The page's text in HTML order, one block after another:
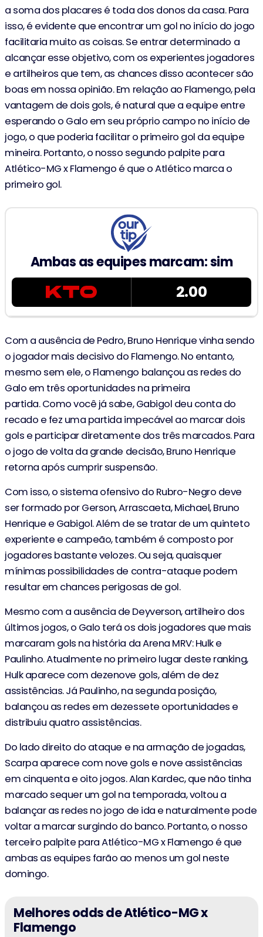
a soma dos placares é toda dos donos da casa. Para
isso, é evidente que encontrar um gol no início do jogo
facilitaria muito as coisas. Se entrar determinado a
alcançar esse objetivo, com os experientes jogadores
e artilheiros que tem, as chances disso acontecer são
boas em nossa opinião. Em relação ao Flamengo, pela
vantagem de dois gols, é natural que a equipe entre
esperando o Galo em seu próprio campo no início de
jogo, o que poderia facilitar o primeiro gol da equipe
mineira. Portanto, o nosso segundo palpite para
Atlético-MG x Flamengo é que o Atlético marca o
primeiro gol.
Ambas as equipes marcam: sim
2.00
Com a ausência de Pedro, Bruno Henrique vinha sendo
o jogador mais decisivo do Flamengo. No entanto,
mesmo sem ele, o Flamengo balançou as redes do
Galo em três oportunidades na primeira
partida. Como você já sabe, Gabigol deu conta do
recado e fez uma partida impecável ao marcar dois
gols e participar diretamente dos três marcados. Para
o jogo de volta da grande decisão, Bruno Henrique
retorna após cumprir suspensão.
Com isso, o sistema ofensivo do Rubro-Negro deve
ser formado por Gerson, Arrascaeta, Michael, Bruno
Henrique e Gabigol. Além de se tratar de um quinteto
experiente e campeão, também é composto por
jogadores bastante velozes. Ou seja, quaisquer
mínimas possibilidades de contra-ataque podem
resultar em chances perigosas de gol.
Mesmo com a ausência de Deyverson, artilheiro dos
últimos jogos, o Galo terá os dois jogadores que mais
marcaram gols na história da Arena MRV: Hulk e
Paulinho. Atualmente no primeiro lugar deste ranking,
Hulk aparece com dezenove gols, além de dez
assistências. Já Paulinho, na segunda posição,
balançou as redes em dezessete oportunidades e
distribuiu quatro assistências.
Do lado direito do ataque e na armação de jogadas,
Scarpa aparece com nove gols e nove assistências
em cinquenta e oito jogos. Alan Kardec, que não tinha
marcado sequer um gol na temporada, voltou a
balançar as redes no jogo de ida e naturalmente pode
voltar a marcar surgindo do banco. Portanto, o nosso
terceiro palpite para Atlético-MG x Flamengo é que
ambas as equipes farão ao menos um gol neste
domingo.
Melhores odds de Atlético-MG x
Flamengo